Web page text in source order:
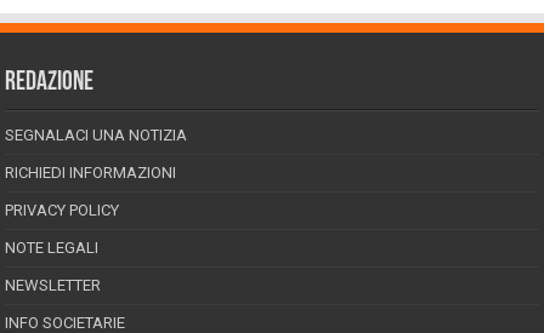
REDAZIONE
SEGNALACI UNA NOTIZIA
RICHIEDI INFORMAZIONI
PRIVACY POLICY
NOTE LEGALI
NEWSLETTER
INFO SOCIETARIE